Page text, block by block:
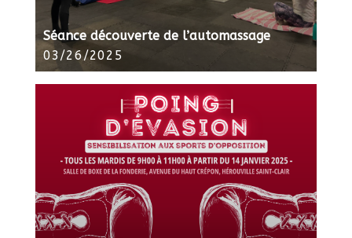
Séance découverte de l’automassage
03/26/2025